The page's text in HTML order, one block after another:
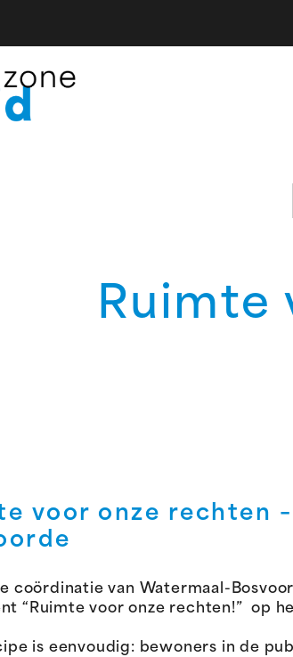
Ruimte
voor onze rechten
coördinatie van Watermaal-
“Ruimte voor onze rechten!” op
is eenvoudig: bewoners in de